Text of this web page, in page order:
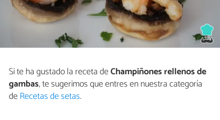
Si te ha gustado la receta deChampiñones rellenos de
gambas, te sugerimos que entres en nuestra categoría
deRecetas de setas.